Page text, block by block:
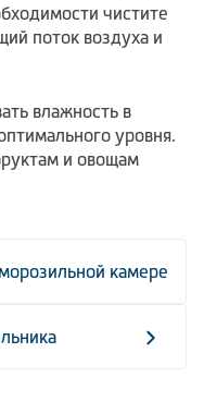
чистите
поток воздуха и
влажность в
уровня.
и овощам
камере